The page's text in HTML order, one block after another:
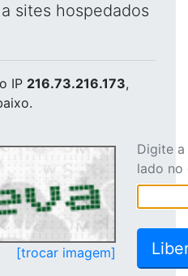
sites hospedados
IP 216.73.216.173,
[trocar imagem]
Digite
lado no